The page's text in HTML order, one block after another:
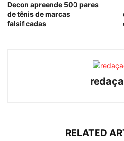
Decon apreende 500 pares
de tênis de marcas
falsificadas
RELATED